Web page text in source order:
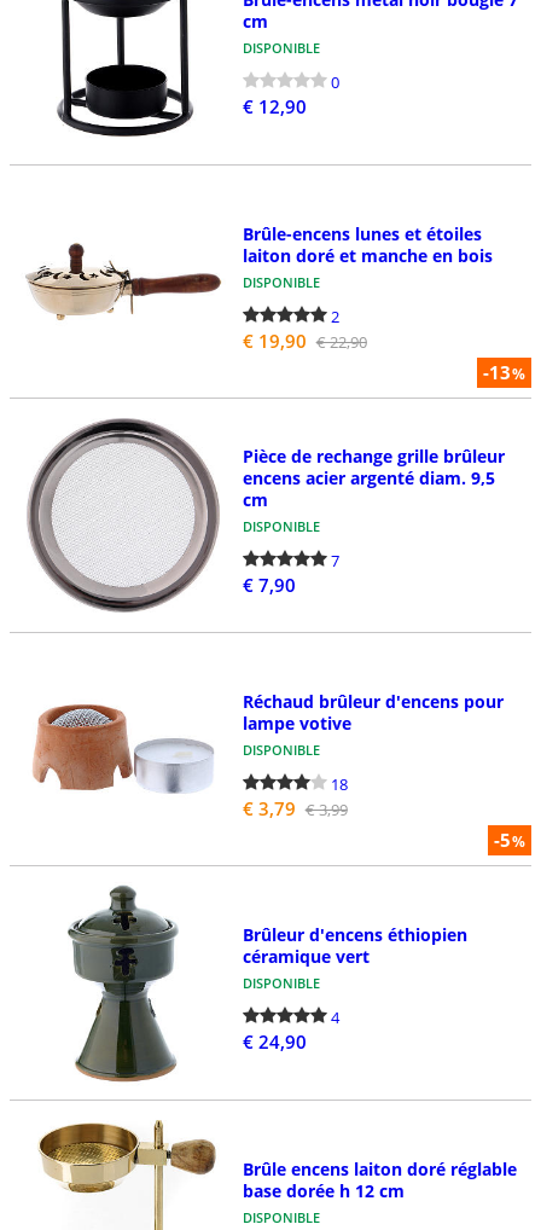
cm
DISPONIBLE
0
€ 12,90
-13%
Brûle-encens lunes et étoiles
laiton doré et manche en bois
DISPONIBLE
2
€ 19,90 € 22,90
Pièce de rechange grille brûleur
encens acier argenté diam. 9,5
cm
DISPONIBLE
7
€ 7,90
-5%
Réchaud brûleur d'encens pour
lampe votive
DISPONIBLE
18
€ 3,79 € 3,99
Brûleur d'encens éthiopien
céramique vert
DISPONIBLE
4
€ 24,90
Brûle encens laiton doré réglable
base dorée h 12 cm
DISPONIBLE